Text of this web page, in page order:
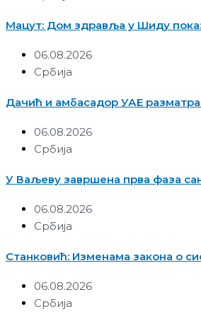
Мацут: Дом здравља у Шиду
06.08.2026
Србија
Дачић и амбасадор УАЕ
06.08.2026
Србија
У Ваљеву завршена прва фаза
06.08.2026
Србија
Станковић: Изменама закона о
06.08.2026
Србија